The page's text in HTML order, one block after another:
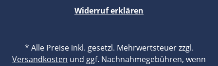
Widerruf erklären
* Alle Preise inkl. gesetzl. Mehrwertsteuer zzgl.
Versandkosten und ggf. Nachnahmegebühren, wenn